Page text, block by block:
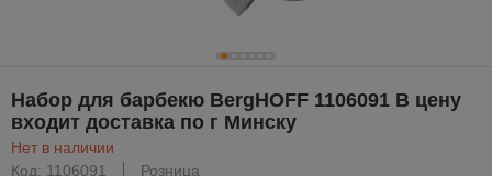
Набор для барбекю BergHOFF 1106091 В цену
входит доставка по г Минску
Нет в наличии
Код: 1106091
Розница